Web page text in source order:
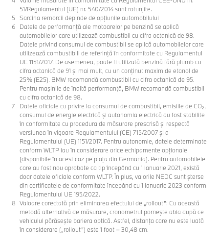
51/Regulamentul (UE) nr. 540/2014 sunt rotunjite.
Sarcina remorcii depinde de opţiunile automobilului
Datele de performanţă ale motoarelor pe benzină se aplică
automobilelor care utilizează combustibil cu cifra octanică de 98.
Datele privind consumul de combustibil se aplică automobilelor care
utilizează combustibili de referinţă în conformitate cu Regulamentul
UE 1151/2017. De asemenea, poate fi utilizată benzină fără plumb cu
cifra octanică de 91 şi mai mult, cu un conţinut maxim de etanol de
25% (E25). BMW recomandă combustibil cu cifra octanică de 95.
Pentru maşinile de înaltă performanţă, BMW recomandă combustibil
cu cifra octanică de 98.
Datele oficiale cu privire la consumul de combustibil, emisiile de CO₂,
consumul de energie electrică și autonomia electrică au fost stabilite
în conformitate cu procedura de măsurare prescrisă și respectă
versiunea în vigoare Regulamentului (CE) 715/2007 și a
Regulamentului (UE) 1151/2017. Pentru autonomie, datele determinate
conform WLTP iau în considerare orice echipamente opționale
(disponibile în acest caz pe piața din Germania). Pentru automobilele
care au fost nou aprobate ca tip începând cu 1 ianuarie 2021, există
doar datele oficiale conform WLTP. În plus, valorile NEDC sunt șterse
din certificatele de conformitate începând cu 1 ianuarie 2023 conform
Regulamentului UE 195/2022.
Valoare corectată prin eliminarea efectului de „rollout”: Cu această
metodă alternativă de măsurare, cronometrul porneşte abia după ce
vehiculul părăseşte bariera optică. Astfel, distanţa care nu este luată
în considerare („rollout”) este 1 foot = 30,48 cm.